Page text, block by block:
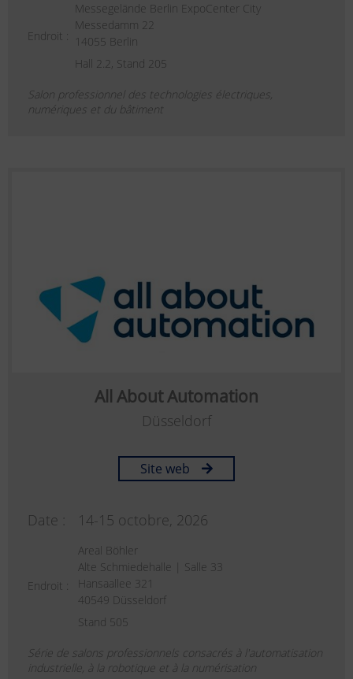
Endroit :
Messegelände Berlin ExpoCenter City
Messedamm 22
14055 Berlin
Hall 2.2, Stand 205
Salon professionnel des technologies électriques,
numériques et du bâtiment
All About Automation
Düsseldorf
Site web
Date : 14-15 octobre, 2026
Endroit :
Areal Böhler
Alte Schmiedehalle | Salle 33
Hansaallee 321
40549 Düsseldorf
Stand 505
Série de salons professionnels consacrés à l'automatisation
industrielle, à la robotique et à la numérisation